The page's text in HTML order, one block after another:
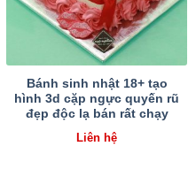
Bánh sinh nhật 18+ tạo
hình 3d cặp ngực quyến rũ
đẹp độc lạ bán rất chạy
Liên hệ